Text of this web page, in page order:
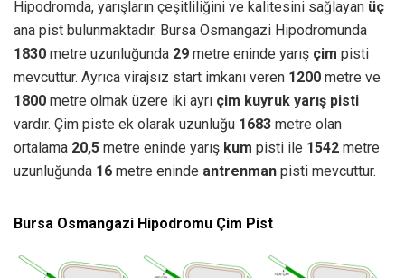
Hipodromda, yarışların çeşitliliğini ve kalitesini sağlayan üç
ana pist bulunmaktadır. Bursa Osmangazi Hipodromunda
1830 metre uzunluğunda 29 metre eninde yarış çim pisti
mevcuttur. Ayrıca virajsız start imkanı veren 1200 metre ve
1800 metre olmak üzere iki ayrı çim kuyruk yarış pisti
vardır. Çim piste ek olarak uzunluğu 1683 metre olan
ortalama 20,5 metre eninde yarış kum pisti ile 1542 metre
uzunluğunda 16 metre eninde antrenman pisti mevcuttur.
Bursa Osmangazi Hipodromu Çim Pist